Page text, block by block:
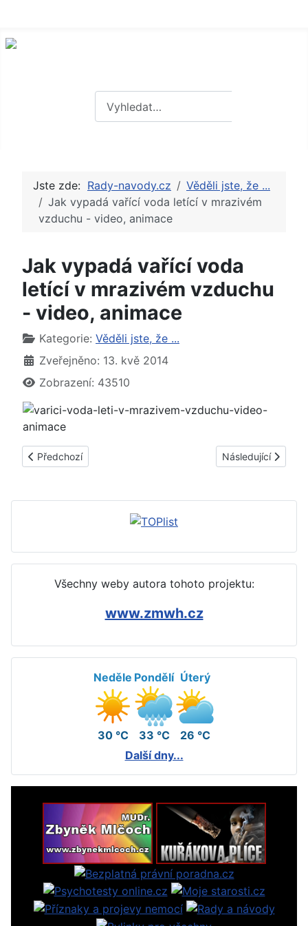
Jste zde: Rady-navody.cz
Věděli jste, že ...
Jak vypadá vařící voda letící v mrazivém
vzduchu - video, animace
Jak vypadá vařící voda
letící v mrazivém vzduchu
- video, animace
Základní údaje
Kategorie: Věděli jste, že ...
Zveřejněno: 13. kvě 2014
Zobrazení: 43510
Předchozí článek: Fluorid sírový způsobuje levitaci, létání
Předchozí Další článek: ►
Následující
Všechny weby autora tohoto projektu:
www.zmwh.cz
Neděle
30 °C
Pondělí
33 °C
Úterý
26 °C
Další dny...